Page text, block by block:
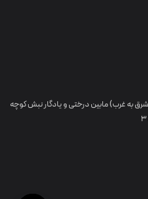
به غرب) مابین درختی و یادگار نبش کوچه